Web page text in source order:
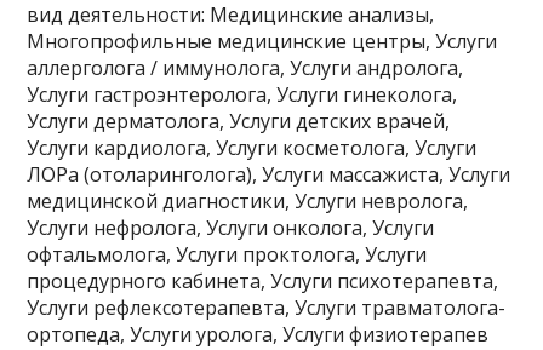
вид деятельности: Медицинские анализы,
Многопрофильные медицинские центры, Услуги
аллерголога / иммунолога, Услуги андролога,
Услуги гастроэнтеролога, Услуги гинеколога,
Услуги дерматолога, Услуги детских врачей,
Услуги кардиолога, Услуги косметолога, Услуги
ЛОРа (отоларинголога), Услуги массажиста, Услуги
медицинской диагностики, Услуги невролога,
Услуги нефролога, Услуги онколога, Услуги
офтальмолога, Услуги проктолога, Услуги
процедурного кабинета, Услуги психотерапевта,
Услуги рефлексотерапевта, Услуги травматолога-
ортопеда, Услуги уролога, Услуги физиотерапев